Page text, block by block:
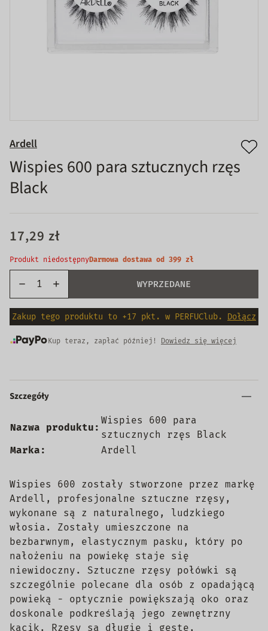
Ardell
Wispies 600 para sztucznych rzęs
Black
17,29 zł
Produkt niedostępnyDarmowa dostawa od 399 zł
WYPRZEDANE
Zakup tego produktu to +17 pkt. w PERFUClub. Dołącz
Kup teraz, zapłać później! Dowiedz się więcej
Szczegóły
Nazwa produktu:
Wispies 600 para
sztucznych rzęs Black
Marka:
Ardell
Wispies 600 zostały stworzone przez markę
Ardell, profesjonalne sztuczne rzęsy,
wykonane są z naturalnego, ludzkiego
włosia. Zostały umieszczone na
bezbarwnym, elastycznym pasku, który po
nałożeniu na powiekę staje się
niewidoczny. Sztuczne rzęsy połówki są
szczególnie polecane dla osób z opadającą
powieką - optycznie powiększają oko oraz
doskonale podkreślają jego zewnętrzny
kącik. Rzęsy są długie i gęste,